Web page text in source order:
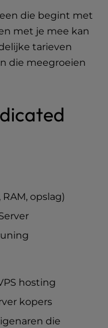
die begint met
met je mee kan
tarieven
die meegroeien
opslag)
hosting
kopers
die